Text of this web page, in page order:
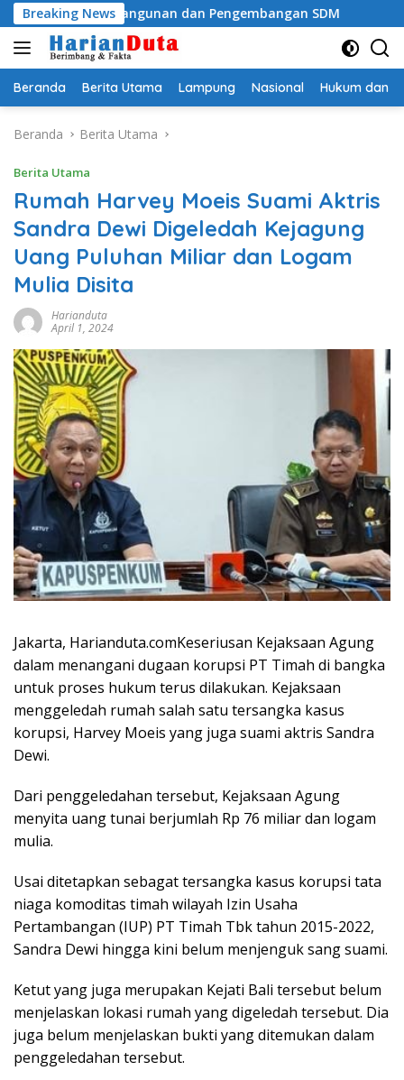
Langsung
ke
konten
Breaking Newsdan Pengembangan SDM Akhiri
Beranda Berita Utama Lampung Nasional Hukum dan
Beranda Berita Utama
Berita Utama
Rumah Harvey Moeis Suami Aktris
Sandra Dewi Digeledah Kejagung
Uang Puluhan Miliar dan Logam
Mulia Disita
Harianduta
April 1, 2024
Jakarta, Harianduta.comKeseriusan Kejaksaan Agung
dalam menangani dugaan korupsi PT Timah di bangka
untuk proses hukum terus dilakukan. Kejaksaan
menggeledah rumah salah satu tersangka kasus
korupsi, Harvey Moeis yang juga suami aktris Sandra
Dewi.
Dari penggeledahan tersebut, Kejaksaan Agung
menyita uang tunai berjumlah Rp 76 miliar dan logam
mulia.
Usai ditetapkan sebagat tersangka kasus korupsi tata
niaga komoditas timah wilayah Izin Usaha
Pertambangan (IUP) PT Timah Tbk tahun 2015-2022,
Sandra Dewi hingga kini belum menjenguk sang suami.
Ketut yang juga merupakan Kejati Bali tersebut belum
menjelaskan lokasi rumah yang digeledah tersebut. Dia
juga belum menjelaskan bukti yang ditemukan dalam
penggeledahan tersebut.